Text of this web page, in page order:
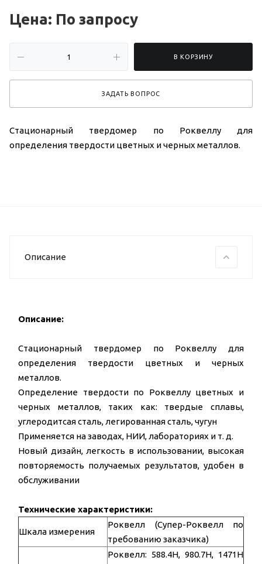
Цена: По запросу
В КОРЗИНУ
ЗАДАТЬ ВОПРОС
Стационарный твердомер по Роквеллу для
определения твердости цветных и черных металлов.
Описание
Описание:
Стационарный твердомер по Роквеллу для
определения твердости цветных и черных
металлов.
Определение твердости по Роквеллу цветных и
черных металлов, таких как: твердые сплавы,
углеродитсая сталь, легированная сталь, чугун
Применяется на заводах, НИИ, лабораториях и т. д.
Новый дизайн, легкость в использовании, высокая
повторяемость получаемых результатов, удобен в
обслуживании
Технические характеристики:
Шкала измерения
Роквeлл (Супер-Роквелл по
требованию заказчика)
Роквелл: 588.4Н, 980.7Н, 1471Н